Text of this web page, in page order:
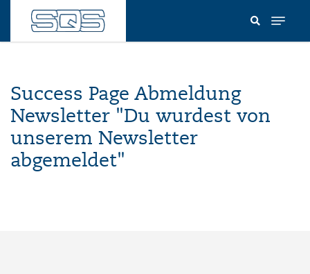
Inhalt
Success Page Abmeldung
Newsletter "Du wurdest von
unserem Newsletter
abgemeldet"